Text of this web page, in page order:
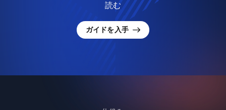
読む
ガイドを入手